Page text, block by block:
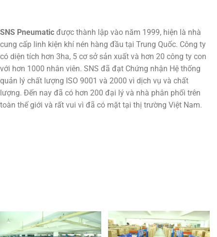
SNS Pneumatic được thành lập vào năm 1999, hiện là nhà
cung cấp linh kiện khí nén hàng đầu tại Trung Quốc. Công ty
có diện tích hơn 3ha, 5 cơ sở sản xuất và hơn 20 công ty con
với hơn 1000 nhân viên. SNS đã đạt Chứng nhận Hệ thống
quản lý chất lượng ISO 9001 và 2000 vì dịch vụ và chất
lượng. Đến nay đã có hơn 200 đại lý và nhà phân phối trên
toàn thế giới và rất vui vì đã có mặt tại thị trường Việt Nam.